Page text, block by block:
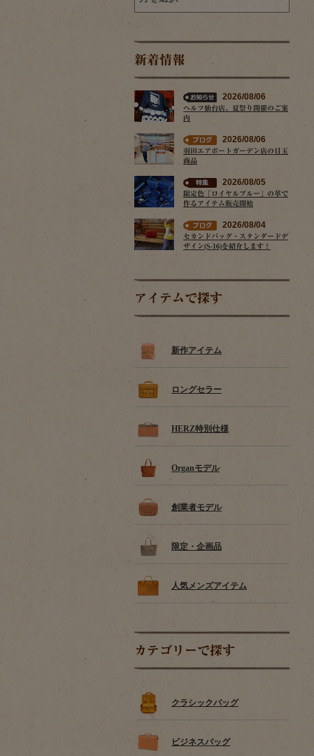
新着情報
2026/08/06
ヘルツ仙台店、夏祭り開催のご案
内
2026/08/06
羽田エアポートガーデン店の目玉
商品
2026/08/05
限定色「ロイヤルブルー」の革で
作るアイテム販売開始
2026/08/04
セカンドバッグ・スタンダードデ
ザイン(S-16)を紹介します！
アイテムで探す
新作アイテム
ロングセラー
HERZ特別仕様
Organモデル
創業者モデル
限定・企画品
人気メンズアイテム
カテゴリーで探す
クラシックバッグ
ビジネスバッグ